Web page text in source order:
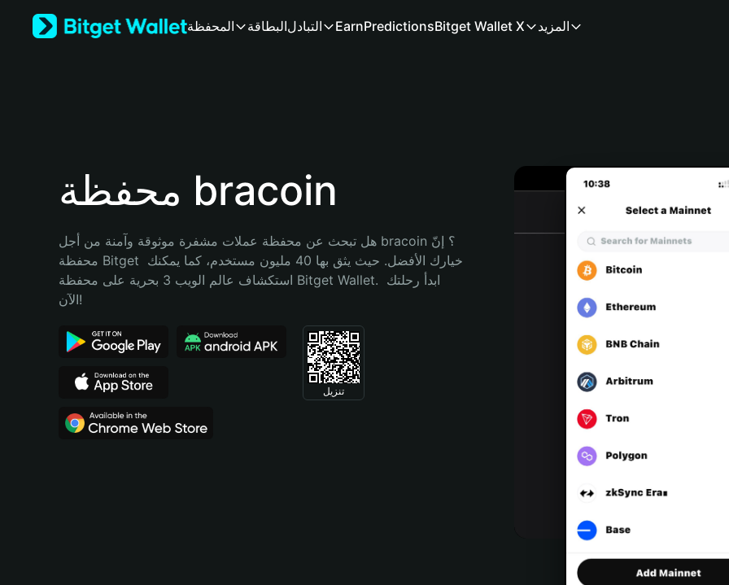
Bahasa Indonesia
Português (Brasil)
المحفظة البطاقةالتبادل EarnPredictionsBitget Wallet X المزيد
محفظة bracoin
هل تبحث عن محفظة عملات مشفرة موثوقة وآمنة من أجل bracoin؟ إنّ
محفظة Bitget خيارك الأفضل. حيث يثق بها 40 مليون مستخدم، كما يمكنك
استكشاف عالم الويب 3 بحرية على محفظة Bitget Wallet. ابدأ رحلتك
الآن!
تنزيل